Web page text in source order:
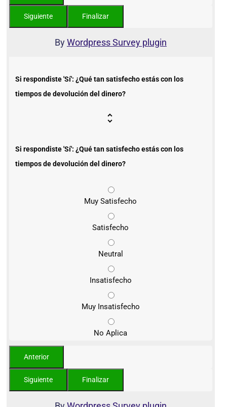
ByWordpress Survey plugin
Si respondiste 'Sí': ¿Qué tan satisfecho estás con los
tiempos de devolución del dinero?
Si respondiste 'Sí': ¿Qué tan satisfecho estás con los
tiempos de devolución del dinero?
Muy Satisfecho
Satisfecho
Neutral
Insatisfecho
Muy Insatisfecho
No Aplica